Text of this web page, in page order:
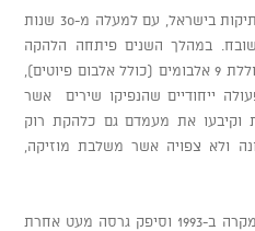
נקמת הטרקטור, מלהקות הרוק הוותיקות בישראל, עם למעלה מ-30 שנות
במהלך השנים פיתחה הלהקה
קריירה מוזיקלית ענפה ומגוונת הכוללת 9 אלבומים (כולל אלבום פיוטים),
ייחודיים שהנפיקו שירים אשר
וקיבעו את מעמדם גם כלהקת רוק
ולא צפויה אשר משלבת מוזיקה,
"מטבח אקוסטי" - המופע שנולד במקרה ב-1993 וסיפק גרסה מעט אחרת